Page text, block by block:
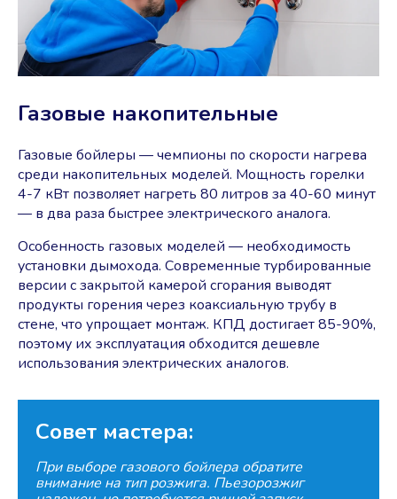
Газовые накопительные
Газовые бойлеры — чемпионы по скорости нагрева
среди накопительных моделей. Мощность горелки
4-7 кВт позволяет нагреть 80 литров за 40-60 минут
— в два раза быстрее электрического аналога.
Особенность газовых моделей — необходимость
установки дымохода. Современные турбированные
версии с закрытой камерой сгорания выводят
продукты горения через коаксиальную трубу в
стене, что упрощает монтаж. КПД достигает 85-90%,
поэтому их эксплуатация обходится дешевле
использования электрических аналогов.
Совет мастера:
При выборе газового бойлера обратите
внимание на тип розжига. Пьезорозжиг